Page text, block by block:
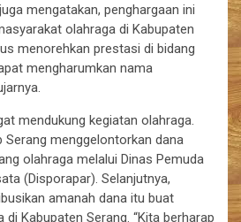
mengatakan, penghargaan ini
olahraga di Kabupaten
menorehkan prestasi di bidang
mengharumkan nama
mendukung kegiatan olahraga.
Serang menggelontorkan dana
olahraga melalui Dinas Pemuda
(Disporapar). Selanjutnya,
amanah dana itu buat
di Kabupaten Serang. “Kita berharap